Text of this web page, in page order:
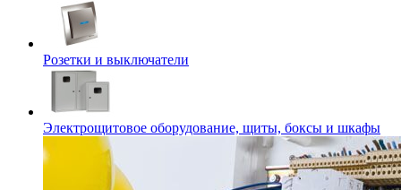
Розетки и выключатели
Электрощитовое оборудование, щиты, боксы и шкафы